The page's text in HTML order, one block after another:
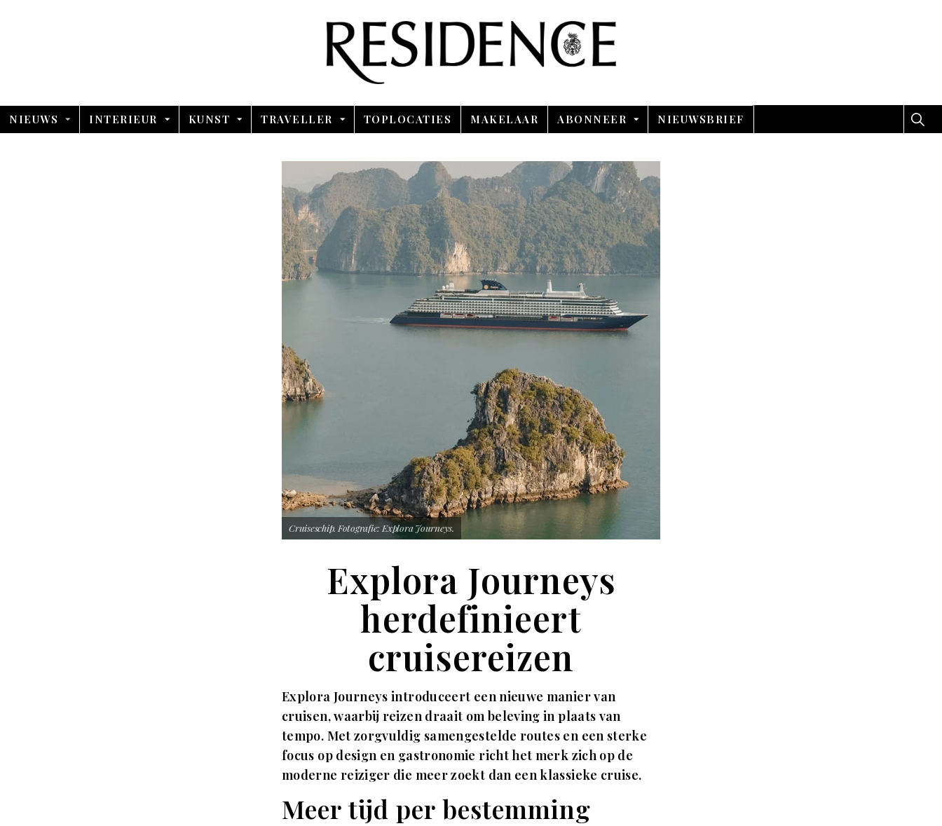
NIEUWS INTERIEUR KUNST TRAVELLER TOPLOCATIES MAKELAAR ABONNEER NIEUWSBRIEF
Cruiseschip. Fotografie: Explora Journeys.
Explora Journeys
herdefinieert
cruisereizen
Explora Journeys introduceert een nieuwe manier van
cruisen, waarbij reizen draait om beleving in plaats van
tempo. Met zorgvuldig samengestelde routes en een sterke
focus op design en gastronomie richt het merk zich op de
moderne reiziger die meer zoekt dan een klassieke cruise.
Meer tijd per bestemming